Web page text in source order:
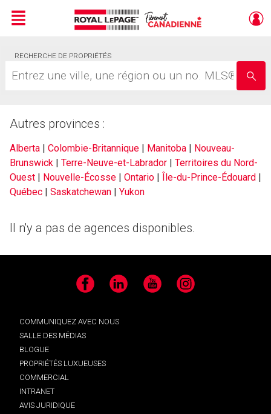
Live
En Direct
Menu
RECHERCHE DE PROPRIÉTÉS
une
ou
no.
MLS®
Autres provinces :
Alberta | Colombie-Britannique | Manitoba | Nouveau-
Brunswick | Terre-Neuve-et-Labrador | Territoires du Nord-
Ouest | Nouvelle-Écosse | Ontario | Île-du-Prince-Édouard |
Québec | Saskatchewan | Yukon
Il n'y a pas de agences disponibles.
Facebook LinkedIn YouTube Instagram
COMMUNIQUEZ AVEC NOUS
SALLE DES MÉDIAS
BLOGUE
PROPRIÉTÉS LUXUEUSES
COMMERCIAL
INTRANET
AVIS JURIDIQUE